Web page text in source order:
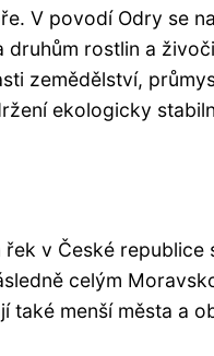
V povodí Odry se
rostlin a
zemědělství,
ekologicky
v České republice
celým
také menší města a